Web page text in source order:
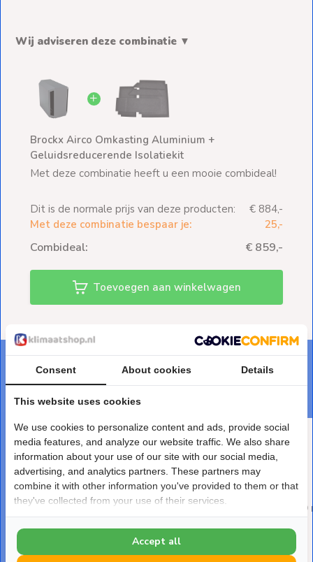
Wij adviseren deze combinatie ▼
Brockx Airco Omkasting Aluminium +
Geluidsreducerende Isolatiekit
Met deze combinatie heeft u een mooie combideal!
Dit is de normale prijs van deze producten:
€ 884,-
Met deze combinatie bespaar je:
25,-
Combideal: € 859,-
Toevoegen aan winkelwagen
DEZE PRODUCTEN PASSEN ER PERFECT BIJ
Maak je bestelling af
Leidinggoot Verzinkt staal
Waco CD-100V 100x60 mm
2 meter
Deliverytime
PVC Isolatietape 50
breed Zwart
Consent About cookies Details
This website uses cookies
We use cookies to personalize content and ads, provide social
media features, and analyze our website traffic. We also share
information about your use of our site with our social media,
advertising, and analytics partners. These partners may
combine it with other information you've provided to them or that
they've collected from your use of their services.
Accept all